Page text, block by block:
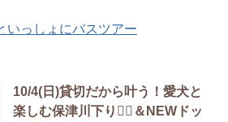
10/4(日)貸切だから叶う！愛犬と
楽しむ保津川下り🚣‍♀️＆NEWドッ